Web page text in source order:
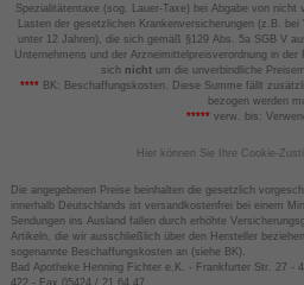
Spezialitätentaxe (sog. Lauer-Taxe) bei Abgabe von
Lasten der gesetzlichen Krankenversicherungen (z.B.
unter 12 Jahren), die sich gemäß §129 Abs. 5a SGB V
Unternehmens und der Arzneimittelpreisverordnung in
sich nicht um die unverbindliche
****BK: Beschaffungskosten. Diese Summe fällt
bezogen werden
*****verw. bis:
Hier können Sie Ihre Cookie-
Die angegebenen Preise beinhalten die gesetzlich
innerhalb Deutschlands ist versandkostenfrei bei einem
Sendungen ins Ausland fallen durch erhöhte
Artikeln, die wir ausschließlich über den Hersteller
sogenannte Beschaffungskosten an (siehe BK).
Bad Apotheke Henning Fichter e.K. - Frankfurter Str. 27 -
422 - Fax 05424 / 21 64 47